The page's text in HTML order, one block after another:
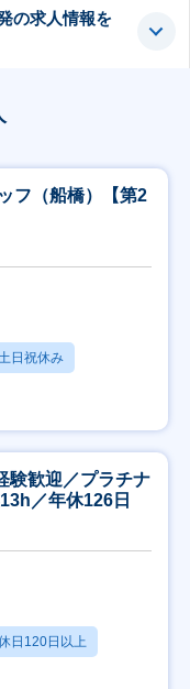
の求人情報を
フ（船橋）【第2
日祝休み
験歓迎／プラチナ
／年休126日
日120日以上